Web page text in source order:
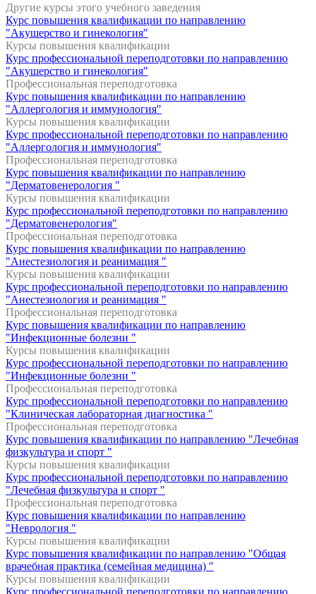
Другие курсы этого учебного заведения
Курс повышения квалификации по направлению
"Акушерство и гинекология"
Курсы повышения квалификации
Курс профессиональной переподготовки по направлению
"Акушерство и гинекология"
Профессиональная переподготовка
Курс повышения квалификации по направлению
"Аллергология и иммунология"
Курсы повышения квалификации
Курс профессиональной переподготовки по направлению
"Аллергология и иммунология"
Профессиональная переподготовка
Курс повышения квалификации по направлению
"Дерматовенерология "
Курсы повышения квалификации
Курс профессиональной переподготовки по направлению
"Дерматовенерология"
Профессиональная переподготовка
Курс повышения квалификации по направлению
"Анестезиология и реанимация "
Курсы повышения квалификации
Курс профессиональной переподготовки по направлению
"Анестезиология и реанимация "
Профессиональная переподготовка
Курс повышения квалификации по направлению
"Инфекционные болезни "
Курсы повышения квалификации
Курс профессиональной переподготовки по направлению
"Инфекционные болезни "
Профессиональная переподготовка
Курс профессиональной переподготовки по направлению
"Клиническая лабораторная диагностика "
Профессиональная переподготовка
Курс повышения квалификации по направлению "Лечебная
физкультура и спорт "
Курсы повышения квалификации
Курс профессиональной переподготовки по направлению
"Лечебная физкультура и спорт "
Профессиональная переподготовка
Курс повышения квалификации по направлению
"Неврология "
Курсы повышения квалификации
Курс повышения квалификации по направлению "Общая
врачебная практика (семейная медицина) "
Курсы повышения квалификации
Курс профессиональной переподготовки по направлению